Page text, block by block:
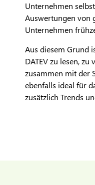
Unternehmen
Auswertungen von
Unternehmen
Aus diesem Grund
DATEV zu lesen,
zusammen mit der
ebenfalls ideal für
zusätzlich Trends